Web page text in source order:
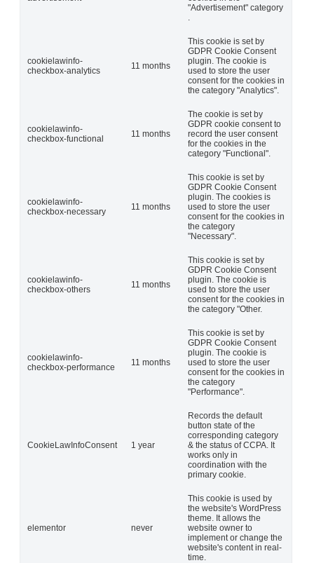
"Advertisement" category
cookielawinfo-
checkbox-analytics
11 months
This cookie is set by
GDPR Cookie Consent
plugin. The cookie is
used to store the user
consent for the cookies in
the category "Analytics".
cookielawinfo-
checkbox-functional
11 months
The cookie is set by
GDPR cookie consent to
record the user consent
for the cookies in the
category "Functional".
cookielawinfo-
checkbox-necessary
11 months
This cookie is set by
GDPR Cookie Consent
plugin. The cookies is
used to store the user
consent for the cookies in
the category
"Necessary".
cookielawinfo-
checkbox-others
11 months
This cookie is set by
GDPR Cookie Consent
plugin. The cookie is
used to store the user
consent for the cookies in
the category "Other.
cookielawinfo-
checkbox-performance
11 months
This cookie is set by
GDPR Cookie Consent
plugin. The cookie is
used to store the user
consent for the cookies in
the category
"Performance".
CookieLawInfoConsent 1 year
Records the default
button state of the
corresponding category
& the status of CCPA. It
works only in
coordination with the
primary cookie.
elementor never
This cookie is used by
the website's WordPress
theme. It allows the
website owner to
implement or change the
website's content in real-
time.